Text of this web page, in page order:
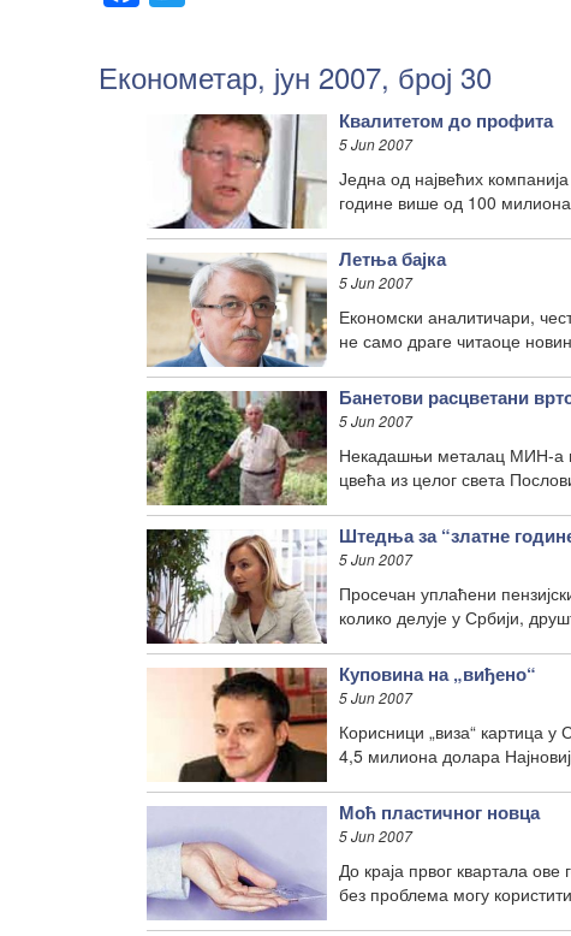
Економетар, јун 2007, број 30
Квалитетом до профита
5 Jun 2007
Једна од највећих
године више од 100
Летња бајка
5 Jun 2007
Економски аналитичари,
не само драге читаоце
Банетови расцветани
5 Jun 2007
Некадашњи металац МИН-а
цвећа из целог света
Штедња за “златне
5 Jun 2007
Просечан уплаћени
колико делује у Србији,
Куповина на „виђено“
5 Jun 2007
Корисници „виза“ картица
4,5 милиона долара
Моћ пластичног новца
5 Jun 2007
До краја првог квартала
без проблема могу